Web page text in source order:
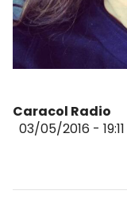
Caracol Radio
03/05/2016 - 19:11